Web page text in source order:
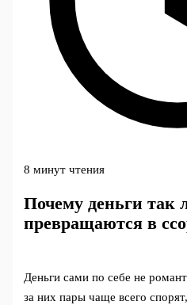
8 минут чтения
Почему деньги так
превращаются в
Деньги сами по себе не
за них пары чаще всего